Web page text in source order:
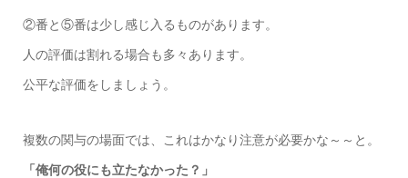
②番と⑤番は少し感じ入るものがあります。
人の評価は割れる場合も多々あります。
公平な評価をしましょう。
複数の関与の場面では、これはかなり注意が必要かな～～と。
「俺何の役にも立たなかった？」